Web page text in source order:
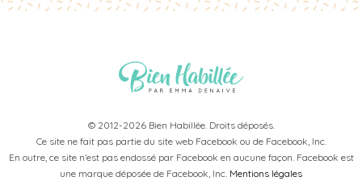
© 2012-2026 Bien Habillée. Droits déposés.
Ce site ne fait pas partie du site web Facebook ou de Facebook, Inc.
En outre, ce site n’est pas endossé par Facebook en aucune façon. Facebook est
une marque déposée de Facebook, Inc. Mentions légales